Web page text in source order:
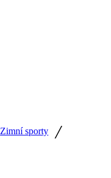
Zimní sporty /